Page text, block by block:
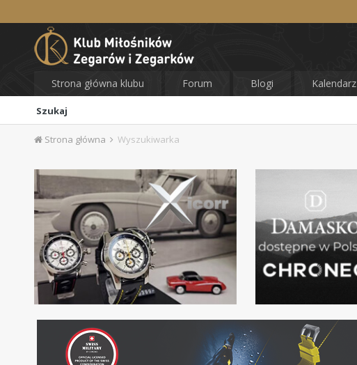
Strona główna klubu Forum Blogi Kalendarz
Szukaj
Strona główna Wyszukiwarka